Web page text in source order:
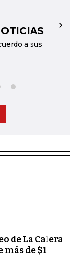
a sus
→
de La Calera
de $1